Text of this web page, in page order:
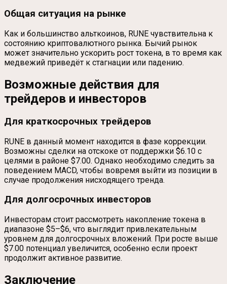
Общая ситуация на рынке
Как и большинство альткоинов, RUNE чувствительна к
состоянию криптовалютного рынка. Бычий рынок
может значительно ускорить рост токена, в то время как
медвежий приведёт к стагнации или падению.
Возможные действия для
трейдеров и инвесторов
Для краткосрочных трейдеров
RUNE в данный момент находится в фазе коррекции.
Возможны сделки на отскоке от поддержки $6.10 с
целями в районе $7.00. Однако необходимо следить за
поведением MACD, чтобы вовремя выйти из позиции в
случае продолжения нисходящего тренда.
Для долгосрочных инвесторов
Инвесторам стоит рассмотреть накопление токена в
диапазоне $5–$6, что выглядит привлекательным
уровнем для долгосрочных вложений. При росте выше
$7.00 потенциал увеличится, особенно если проект
продолжит активное развитие.
Заключение